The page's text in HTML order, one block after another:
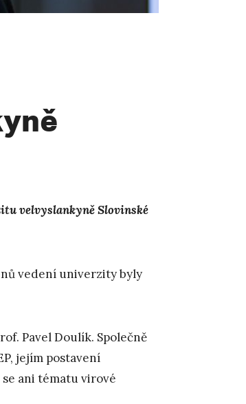
velvyslankyně Slovinské
vedení univerzity byly
Pavel Doulík. Společně
jejím postavení
ani tématu virové